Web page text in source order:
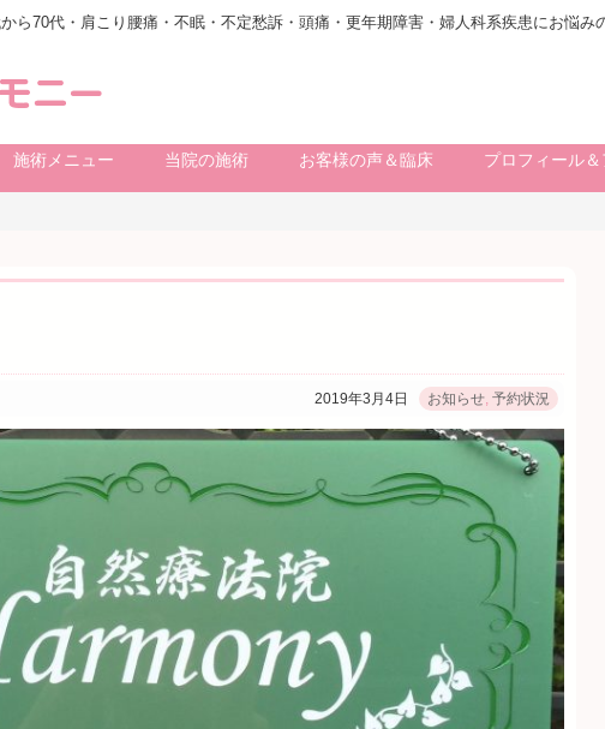
ら70代・肩こり腰痛・不眠・不定愁訴・頭痛・更年期障害・婦人科系疾患にお悩み
施術メニュー 当院の施術 お客様の声＆臨床 プロフィール
2019年3月4日 お知らせ, 予約状況